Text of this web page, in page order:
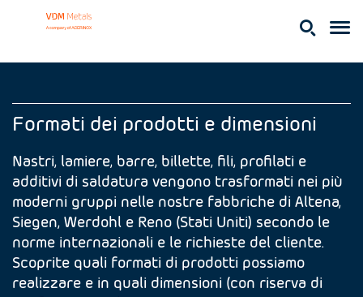
Formati dei prodotti e dimensioni
Nastri, lamiere, barre, billette, fili, profilati e
additivi di saldatura vengono trasformati nei più
moderni gruppi nelle nostre fabbriche di Altena,
Siegen, Werdohl e Reno (Stati Uniti) secondo le
norme internazionali e le richieste del cliente.
Scoprite quali formati di prodotti possiamo
realizzare e in quali dimensioni (con riserva di